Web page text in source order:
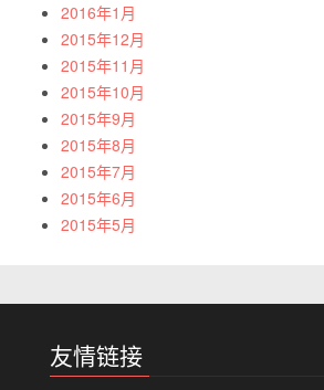
2016年1月
2015年12月
2015年11月
2015年10月
2015年9月
2015年8月
2015年7月
2015年6月
2015年5月
友情链接